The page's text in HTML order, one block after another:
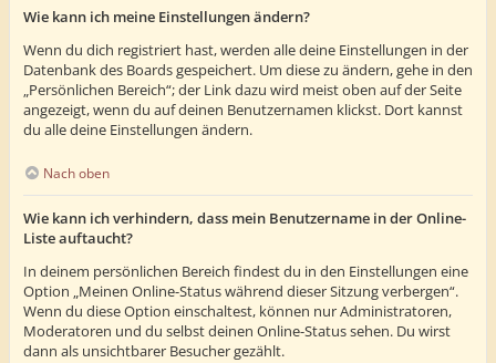
Wie kann ich meine Einstellungen ändern?
Wenn du dich registriert hast, werden alle deine Einstellungen in der
Datenbank des Boards gespeichert. Um diese zu ändern, gehe in den
„Persönlichen Bereich“; der Link dazu wird meist oben auf der Seite
angezeigt, wenn du auf deinen Benutzernamen klickst. Dort kannst
du alle deine Einstellungen ändern.
Nach oben
Wie kann ich verhindern, dass mein Benutzername in der Online-
Liste auftaucht?
In deinem persönlichen Bereich findest du in den Einstellungen eine
Option „Meinen Online-Status während dieser Sitzung verbergen“.
Wenn du diese Option einschaltest, können nur Administratoren,
Moderatoren und du selbst deinen Online-Status sehen. Du wirst
dann als unsichtbarer Besucher gezählt.